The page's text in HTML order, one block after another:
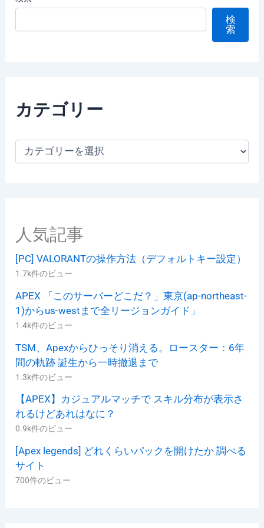
検
索
カテゴリー
カ
人気記事
[PC] VALORANTの操作方法（デフォルトキー設定）
1.7k件のビュー
APEX 「このサーバーどこだ？」東京(ap-northeast-
1)からus-westまで全リージョンガイド」
1.4k件のビュー
TSM、Apexからひっそり消える。ロースター：6年
間の軌跡 誕生から一時撤退まで
1.3k件のビュー
【APEX】カジュアルマッチで スキル分布が表示さ
れるけどあれはなに？
0.9k件のビュー
[Apex legends] どれくらいパックを開けたか 調べる
サイト
700件のビュー